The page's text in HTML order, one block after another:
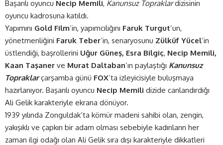
Başarılı oyuncu Necip Memili, Kanunsuz Topraklardizisinin
oyuncu kadrosuna katıldı.
Yapımını Gold Film’in, yapımcılığını Faruk Turgut’un,
yönetmenliğini Faruk Teber’in, senaryosunu Zülküf Yücel’in
üstlendiği, başrollerini Uğur Güneş, Esra Bilgiç, Necip Memili,
Kaan Taşaner ve Murat Daltaban’ın paylaştığı Kanunsuz
Topraklar çarşamba günü FOX’ta izleyicisiyle buluşmaya
hazırlanıyor. Başarılı oyuncu Necip Memili dizide canlandırdığı
Ali Gelik karakteriyle ekrana dönüyor.
1939 yılında Zonguldak’ta kömür madeni sahibi olan, zengin,
yakışıklı ve çapkın bir adam olması sebebiyle kadınların her
zaman ilgi odağı olan Ali Gelik sıra dışı karakteriyle dikkatleri